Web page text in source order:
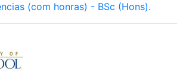
(com honras) - BSc (Hons).